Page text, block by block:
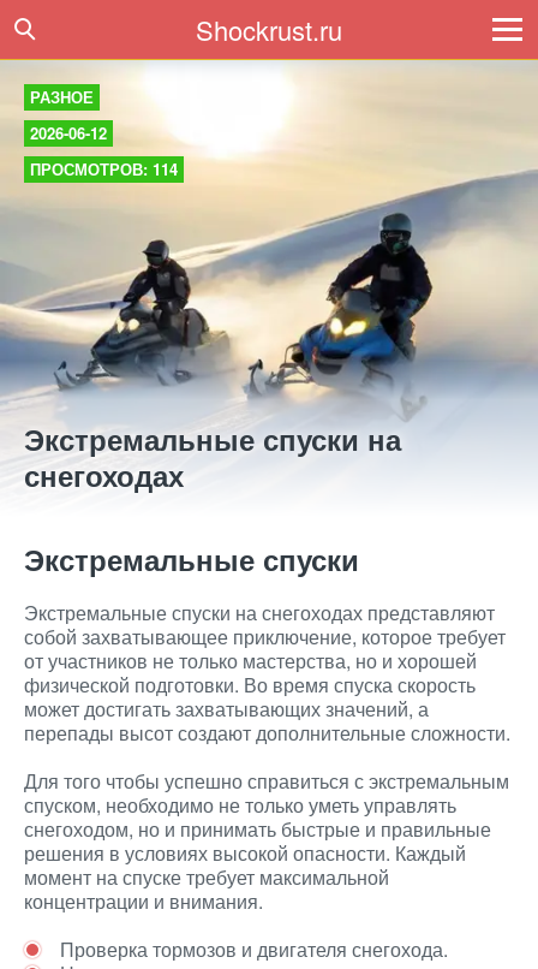
Shockrust.ru
РАЗНОЕ
2026-06-12
ПРОСМОТРОВ: 114
Экстремальные спуски на
снегоходах
Экстремальные спуски
Экстремальные спуски на снегоходах представляют
собой захватывающее приключение, которое требует
от участников не только мастерства, но и хорошей
физической подготовки. Во время спуска скорость
может достигать захватывающих значений, а
перепады высот создают дополнительные сложности.
Для того чтобы успешно справиться с экстремальным
спуском, необходимо не только уметь управлять
снегоходом, но и принимать быстрые и правильные
решения в условиях высокой опасности. Каждый
момент на спуске требует максимальной
концентрации и внимания.
Проверка тормозов и двигателя снегохода.